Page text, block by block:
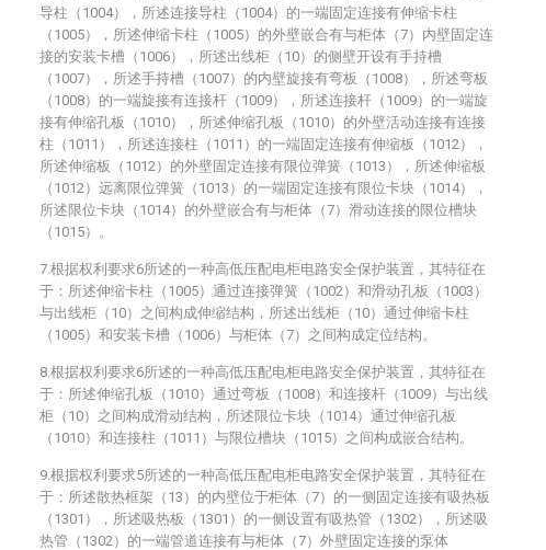
导柱（1004），所述连接导柱（1004）的一端固定连接有伸缩卡柱
（1005），所述伸缩卡柱（1005）的外壁嵌合有与柜体（7）内壁固定连
接的安装卡槽（1006），所述出线柜（10）的侧壁开设有手持槽
（1007），所述手持槽（1007）的内壁旋接有弯板（1008），所述弯板
（1008）的一端旋接有连接杆（1009），所述连接杆（1009）的一端旋
接有伸缩孔板（1010），所述伸缩孔板（1010）的外壁活动连接有连接
柱（1011），所述连接柱（1011）的一端固定连接有伸缩板（1012），
所述伸缩板（1012）的外壁固定连接有限位弹簧（1013），所述伸缩板
（1012）远离限位弹簧（1013）的一端固定连接有限位卡块（1014），
所述限位卡块（1014）的外壁嵌合有与柜体（7）滑动连接的限位槽块
（1015）。
7.根据权利要求6所述的一种高低压配电柜电路安全保护装置，其特征在
于：所述伸缩卡柱（1005）通过连接弹簧（1002）和滑动孔板（1003）
与出线柜（10）之间构成伸缩结构，所述出线柜（10）通过伸缩卡柱
（1005）和安装卡槽（1006）与柜体（7）之间构成定位结构。
8.根据权利要求6所述的一种高低压配电柜电路安全保护装置，其特征在
于：所述伸缩孔板（1010）通过弯板（1008）和连接杆（1009）与出线
柜（10）之间构成滑动结构，所述限位卡块（1014）通过伸缩孔板
（1010）和连接柱（1011）与限位槽块（1015）之间构成嵌合结构。
9.根据权利要求5所述的一种高低压配电柜电路安全保护装置，其特征在
于：所述散热框架（13）的内壁位于柜体（7）的一侧固定连接有吸热板
（1301），所述吸热板（1301）的一侧设置有吸热管（1302），所述吸
热管（1302）的一端管道连接有与柜体（7）外壁固定连接的泵体